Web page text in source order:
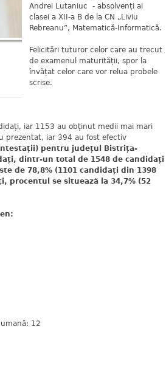
Andrei Lutaniuc - absolvenți ai
clasei a XII-a B de la CN „Liviu
Rebreanu”, Matematică-Informatică.
Felicitări tuturor celor care au trecut
de examenul maturității, spor la
învățat celor care vor relua probele
scrise.
iar 1153 au obținut medii mai mari
prezentat, iar 394 au fost efectiv
pentru județul Bistrița-
dintr-un total de 1548 de candidați
de 78,8% (1101 candidați din 1398
procentul se situează la 34,7% (52
12